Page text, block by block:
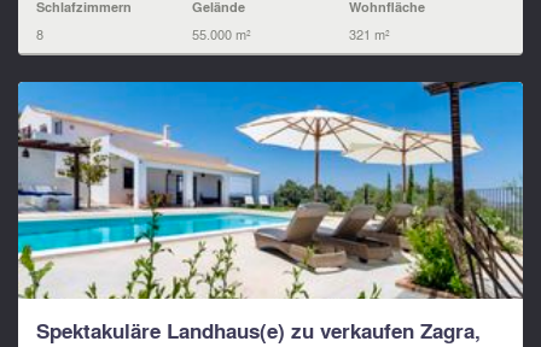
Schlafzimmern
8
Gelände
55.000 m²
Wohnfläche
321 m²
Spektakuläre Landhaus(e) zu verkaufen Zagra,